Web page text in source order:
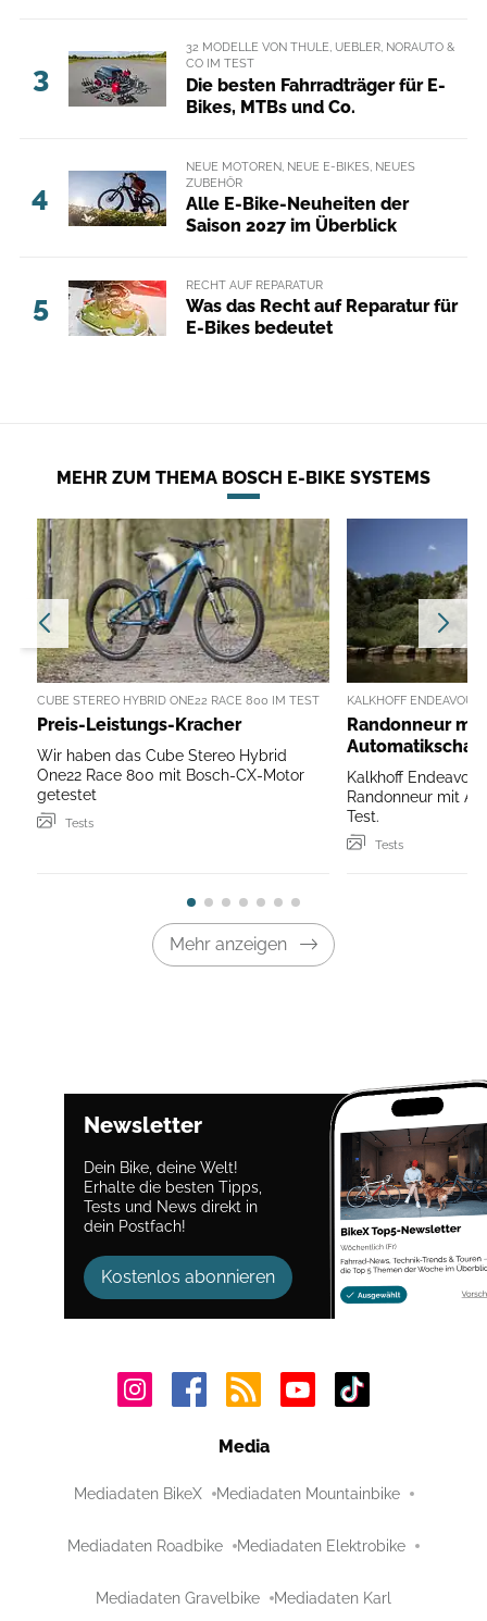
3
32 MODELLE VON THULE, UEBLER, NORAUTO &
CO IM TEST
Die besten Fahrradträger für E-
Bikes, MTBs und Co.
4
NEUE MOTOREN, NEUE E-BIKES, NEUES
ZUBEHÖR
Alle E-Bike-Neuheiten der
Saison 2027 im Überblick
5
RECHT AUF REPARATUR
Was das Recht auf Reparatur für
E-Bikes bedeutet
MEHR ZUM THEMA BOSCH E-BIKE SYSTEMS
CUBE STEREO HYBRID ONE22 RACE 800 IM TEST
Preis-Leistungs-Kracher
Wir haben das Cube Stereo Hybrid
One22 Race 800 mit Bosch-CX-Motor
getestet
Tests
KALKHOFF
Randonneur mit
SX!
Kalkhoff
Randonneur mit
Test.
Tests
Mehr anzeigen
Newsletter
Dein Bike, deine Welt!
Erhalte die besten Tipps,
Tests und News direkt in
dein Postfach!
Kostenlos abonnieren
Media
Mediadaten BikeX Mediadaten Mountainbike
Mediadaten Roadbike Mediadaten Elektrobike
Mediadaten Gravelbike Mediadaten Karl